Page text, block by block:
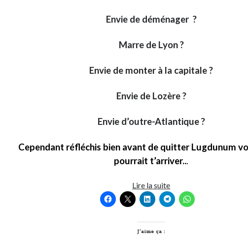
Envie de déménager ?
Marre de Lyon ?
Envie de monter à la capitale ?
Envie de Lozère ?
Envie d’outre-Atlantique ?
Cependant réfléchis bien avant de quitter Lugdunum
pourrait t’arriver...
Lire la suite10
raisons
de
J’aime ça :